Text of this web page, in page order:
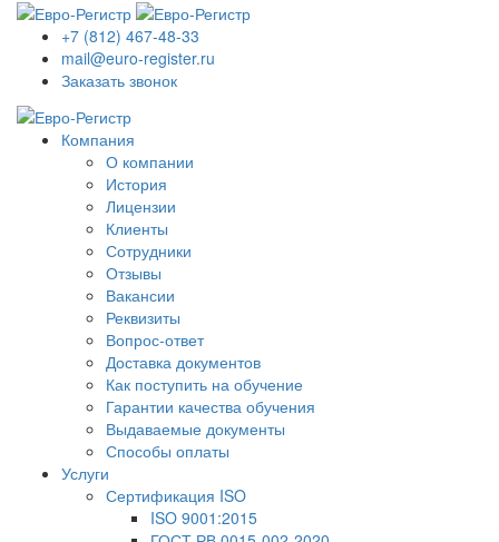
+7 (812) 467-48-33
mail@euro-register.ru
Заказать звонок
Компания
О компании
История
Лицензии
Клиенты
Сотрудники
Отзывы
Вакансии
Реквизиты
Вопрос-ответ
Доставка документов
Как поступить на обучение
Гарантии качества обучения
Выдаваемые документы
Способы оплаты
Услуги
Сертификация ISO
ISO 9001:2015